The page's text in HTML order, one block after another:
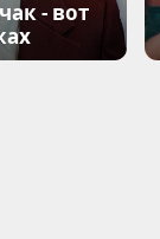
- вот